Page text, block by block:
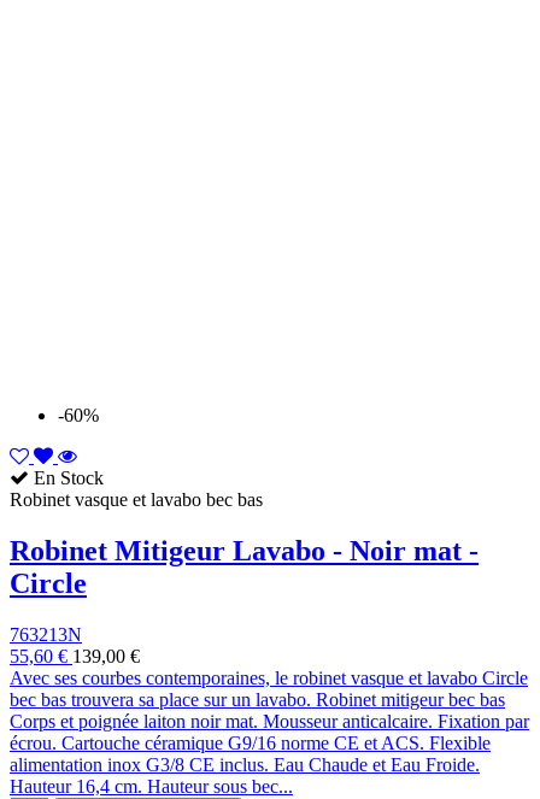
-60%
En Stock
Robinet vasque et lavabo bec bas
Robinet Mitigeur Lavabo - Noir mat -
Circle
763213N
55,60 € 139,00 €
Avec ses courbes contemporaines, le robinet vasque et lavabo Circle
bec bas trouvera sa place sur un lavabo. Robinet mitigeur bec bas
Corps et poignée laiton noir mat. Mousseur anticalcaire. Fixation par
écrou. Cartouche céramique G9/16 norme CE et ACS. Flexible
alimentation inox G3/8 CE inclus. Eau Chaude et Eau Froide.
Hauteur 16,4 cm. Hauteur sous bec...